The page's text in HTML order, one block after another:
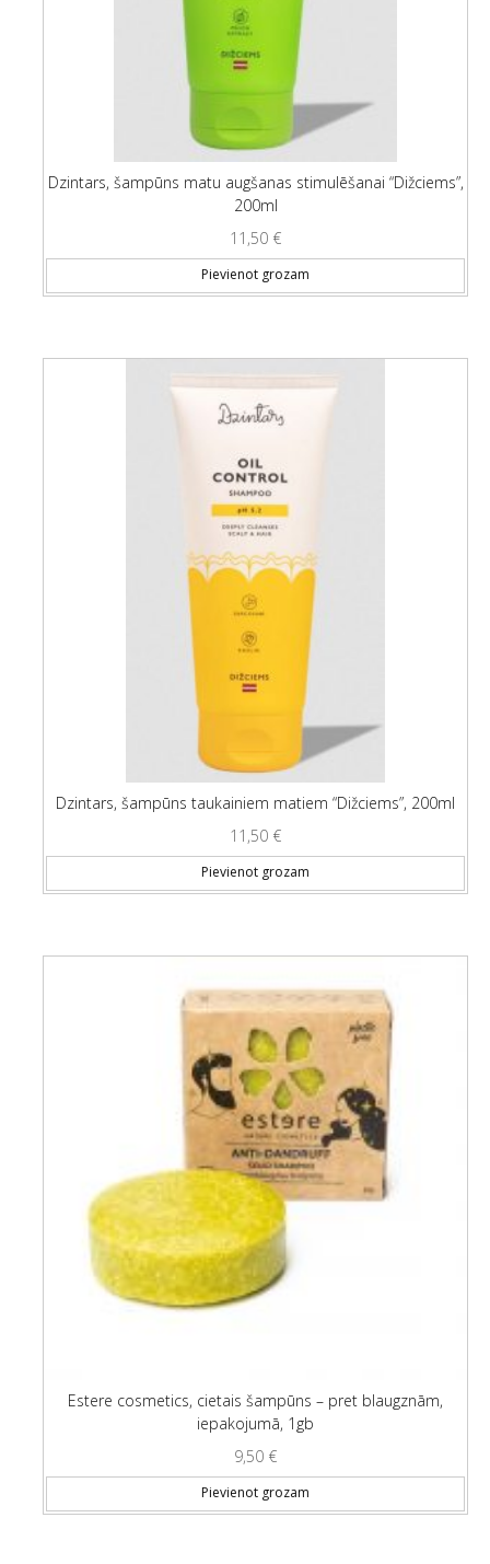
Dzintars, šampūns matu augšanas stimulēšanai “Dižciems”,
200ml
11,50 €
Pievienot grozam
Dzintars, šampūns taukainiem matiem “Dižciems”, 200ml
11,50 €
Pievienot grozam
Estere cosmetics, cietais šampūns – pret blaugznām,
iepakojumā, 1gb
9,50 €
Pievienot grozam